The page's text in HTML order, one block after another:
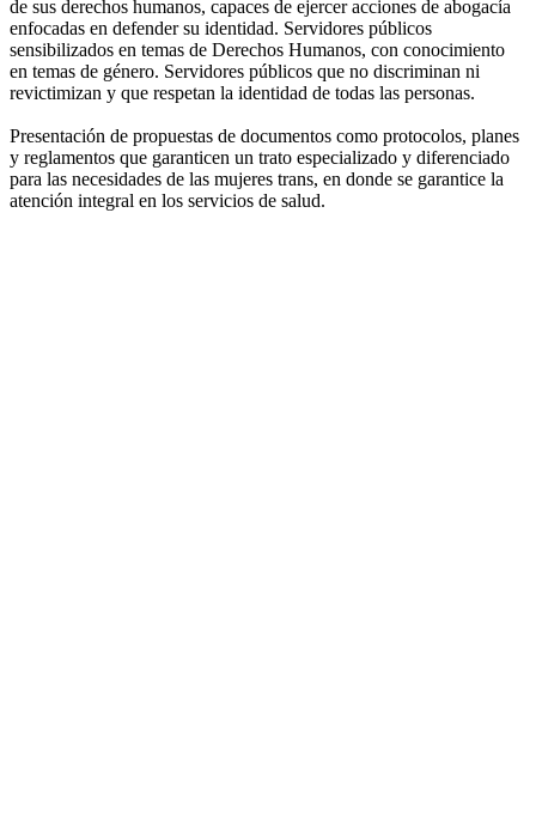
de sus derechos humanos, capaces de ejercer acciones de abogacía
enfocadas en defender su identidad. Servidores públicos
sensibilizados en temas de Derechos Humanos, con conocimiento
en temas de género. Servidores públicos que no discriminan ni
revictimizan y que respetan la identidad de todas las personas.
Presentación de propuestas de documentos como protocolos, planes
y reglamentos que garanticen un trato especializado y diferenciado
para las necesidades de las mujeres trans, en donde se garantice la
atención integral en los servicios de salud.